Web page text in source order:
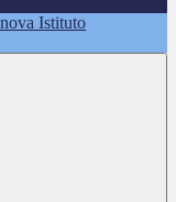
Istituto